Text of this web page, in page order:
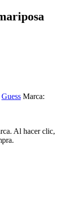
Guess Marca:
Al hacer clic,